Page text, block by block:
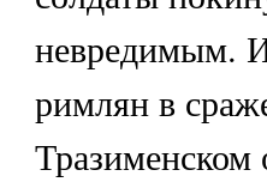
невредимым.
римлян в
Тразименском